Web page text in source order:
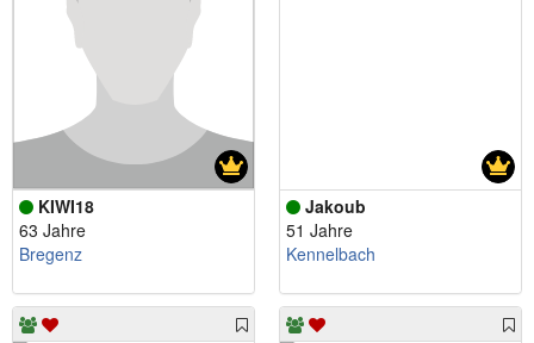
KIWI18
63 Jahre
Bregenz
Jakoub
51 Jahre
Kennelbach